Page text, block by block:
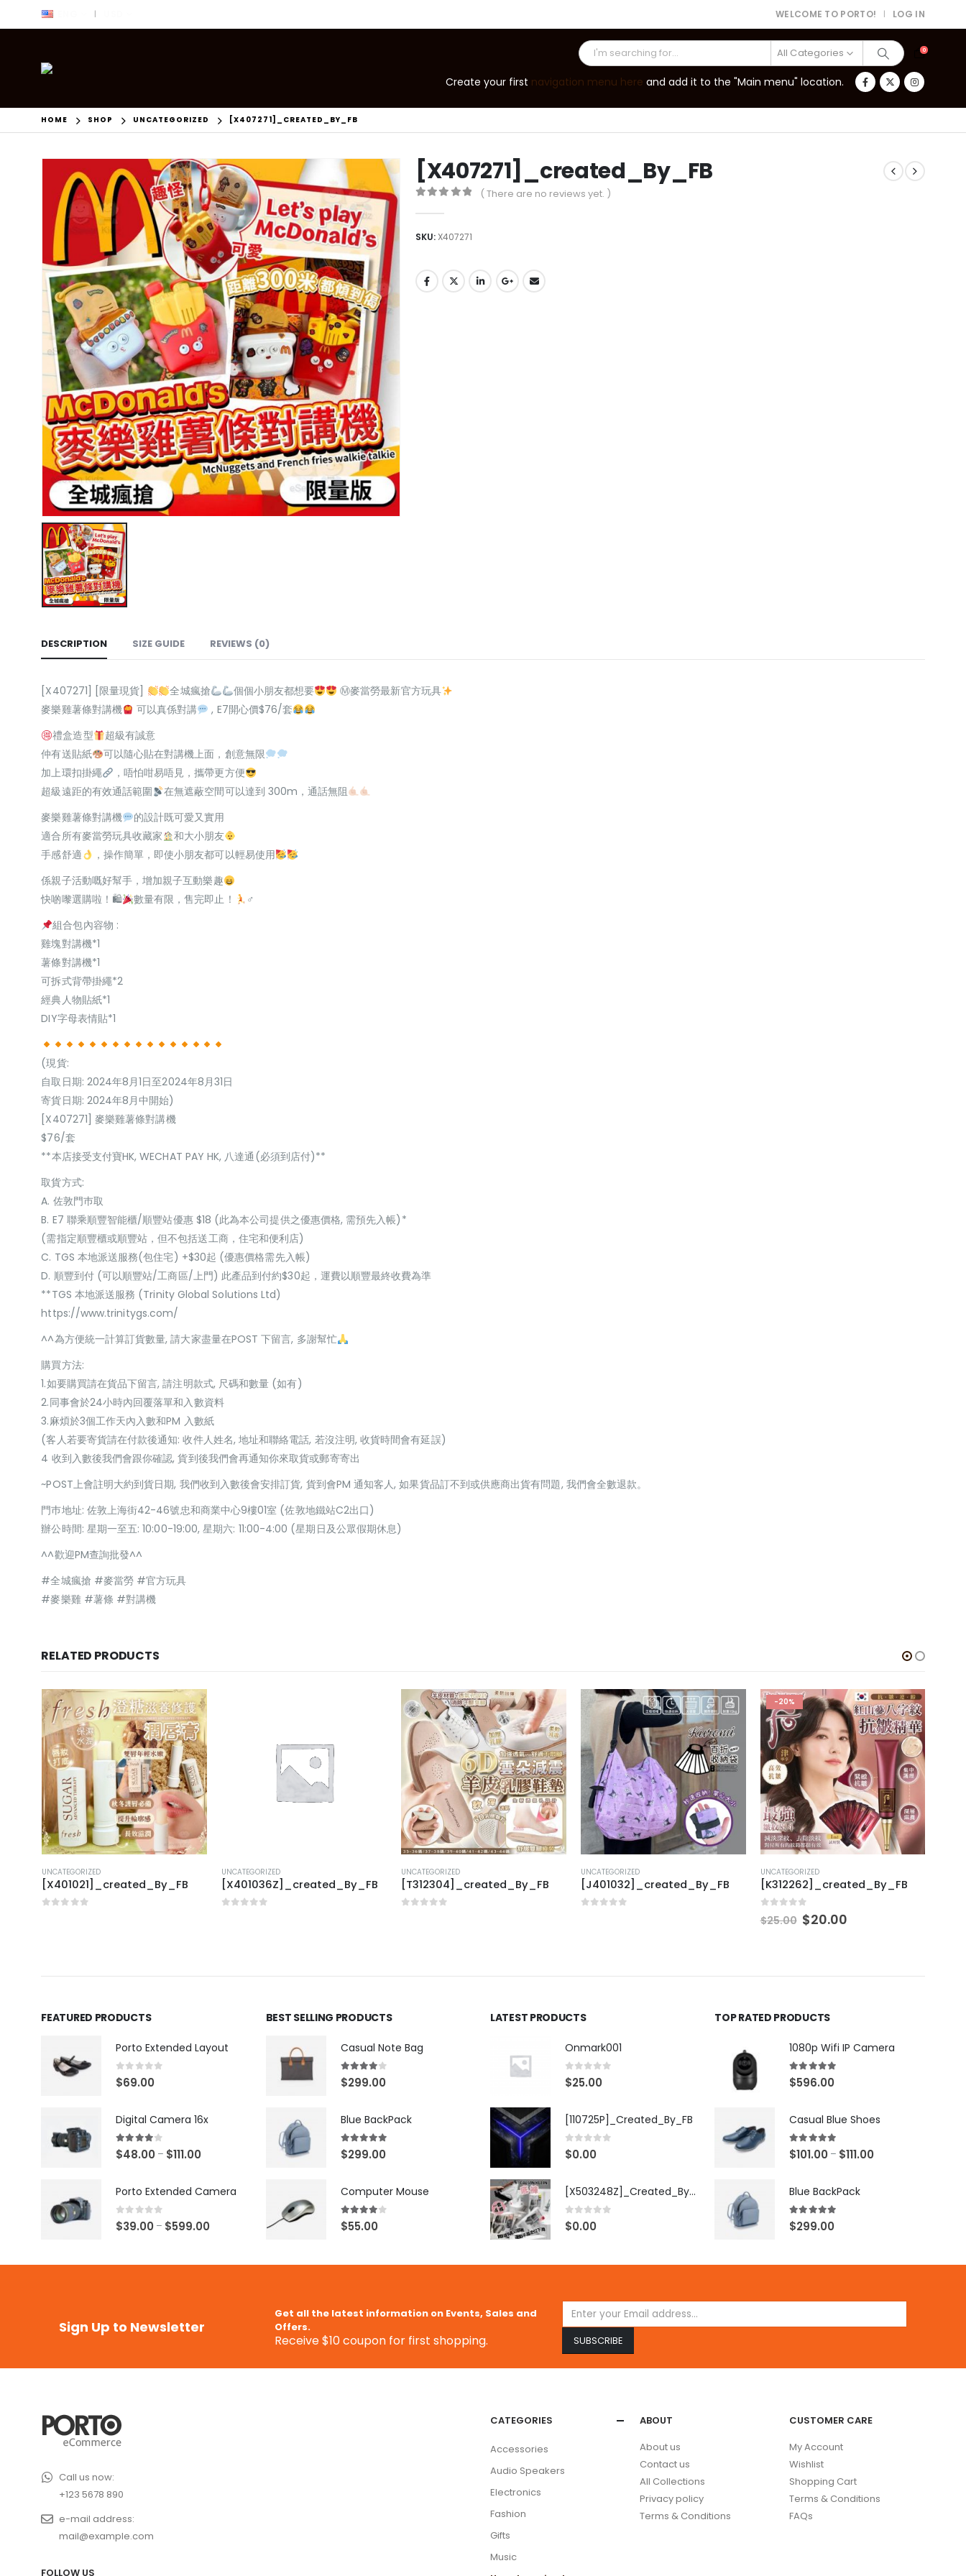
| WELCOME TO PORTO! | LOG IN
All Categories 0
Create your first navigation menu here and add it to the "Main menu" location.
HOME SHOP UNCATEGORIZED [X407271]_CREATED_BY_FB
[X407271]_created_By_FB
( There are no reviews yet. )
SKU:X407271
DESCRIPTION SIZE GUIDE REVIEWS (0)
[X407271] [限量現貨] 全城瘋搶 個個小朋友都想要
Ⓜ麥當勞最新官方玩具
麥樂雞薯條對講機
可以真係對講
, E7開心價$76/套
禮盒造型
超級有誠意
仲有送貼紙
可以隨心貼在對講機上面，創意無限
加上環扣掛繩
，唔怕咁易唔見，攜帶更方便
超級遠距的有效通話範圍
在無遮蔽空間可以達到 300m，通話無阻
麥樂雞薯條對講機
的設計既可愛又實用
適合所有麥當勞玩具收藏家
和大小朋友
手感舒適
，操作簡單，即使小朋友都可以輕易使用
係親子活動嘅好幫手，增加親子互動樂趣
快啲嚟選購啦！🛍
數量有限，售完即止！
‍♂
組合包內容物 :
雞塊對講機*1
薯條對講機*1
可拆式背帶掛繩*2
經典人物貼紙*1
DIY字母表情貼*1
(現貨:
自取日期: 2024年8月1日至2024年8月31日
寄貨日期: 2024年8月中開始)
[X407271] 麥樂雞薯條對講機
$76/套
**本店接受支付寶HK, WECHAT PAY HK, 八達通(必須到店付)**
取貨方式:
A. 佐敦門巿取
B. E7 聯乘順豐智能櫃/順豐站優惠 $18 (此為本公司提供之優惠價格, 需預先入帳)*
(需指定順豐櫃或順豐站，但不包括送工商，住宅和便利店)
C. TGS 本地派送服務(包住宅) +$30起 (優惠價格需先入帳)
D. 順豐到付 (可以順豐站/工商區/上門) 此產品到付約$30起，運費以順豐最終收費為準
**TGS 本地派送服務 (Trinity Global Solutions Ltd)
https://www.trinitygs.com/
^^為方便統一計算訂貨數量, 請大家盡量在POST 下留言, 多謝幫忙
購買方法:
1.如要購買請在貨品下留言, 請注明款式, 尺碼和數量 (如有)
2.同事會於24小時內回覆落單和入數資料
3.麻煩於3個工作天內入數和PM 入數紙
(客人若要寄貨請在付款後通知: 收件人姓名, 地址和聯絡電話, 若沒注明, 收貨時間會有延誤)
4 收到入數後我們會跟你確認, 貨到後我們會再通知你來取貨或郵寄寄出
~POST上會註明大約到貨日期, 我們收到入數後會安排訂貨, 貨到會PM 通知客人, 如果貨品訂不到或供應商出貨有問題, 我們會全數退款。
門巿地址: 佐敦上海街42-46號忠和商業中心9樓01室 (佐敦地鐵站C2出口)
辦公時間: 星期一至五: 10:00-19:00, 星期六: 11:00-4:00 (星期日及公眾假期休息)
^^歡迎PM查詢批發^^
#全城瘋搶 #麥當勞 #官方玩具
#麥樂雞 #薯條 #對講機
RELATED PRODUCTS
UNCATEGORIZED
[X401021]_created_By_FB
UNCATEGORIZED
[X401036Z]_created_By_FB
UNCATEGORIZED
[T312304]_created_By_FB
UNCATEGORIZED
[J401032]_created_By_FB
-20%
UNCATEGORIZED
[K312262]_created_By_FB
out of 5
$25.00 $20.00
FEATURED PRODUCTS
Porto Extended Layout
0 out of 5
$69.00
Digital Camera 16x
4.00 out of 5
$48.00 – $111.00
Porto Extended Camera
0 out of 5
$39.00 – $599.00
BEST SELLING PRODUCTS
Casual Note Bag
4.00out of 5
$299.00
Blue BackPack
5.00out of 5
$299.00
Computer Mouse
4.00 out of 5
$55.00
LATEST PRODUCTS
Onmark001
0 out of 5
$25.00
[110725P]_Created_By_FB
0 out of 5
$0.00
[X503248Z]_Created_By_FB
0 out of 5
$0.00
TOP RATED PRODUCTS
1080p Wifi IP Camera
5.00out of 5
$596.00
Casual Blue Shoes
5.00 out of 5
$101.00 – $111.00
Blue BackPack
5.00out of 5
$299.00
Sign Up to Newsletter
Get all the latest information on Events, Sales and
Offers.
Receive $10 coupon for first shopping.
Call us now:
+123 5678 890
e-mail address:
mail@example.com
FOLLOW US
CATEGORIES
Accessories
Audio Speakers
Electronics
Fashion
Gifts
Music
ABOUT
About us
Contact us
All Collections
Privacy policy
Terms & Conditions
CUSTOMER CARE
My Account
Wishlist
Shopping Cart
Terms & Conditions
FAQs